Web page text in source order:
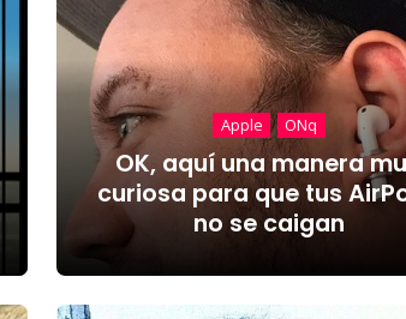
Apple ONq
OK, aquí una manera
curiosa para que tus
no se caigan